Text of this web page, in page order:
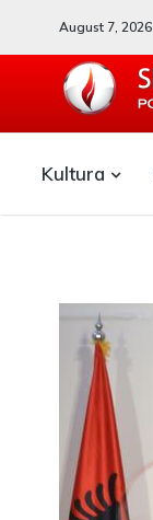
August 7, 2026
Kultura